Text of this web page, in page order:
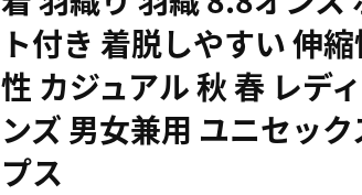
ト付き 着脱しやすい 伸
性 カジュアル 秋 春 レデ
ンズ 男女兼用 ユニセック
プス